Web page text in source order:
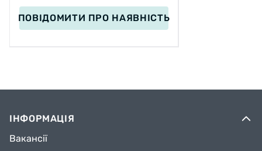
ПОВІДОМИТИ ПРО НАЯВНІСТЬ
ІНФОРМАЦІЯ
Вакансії